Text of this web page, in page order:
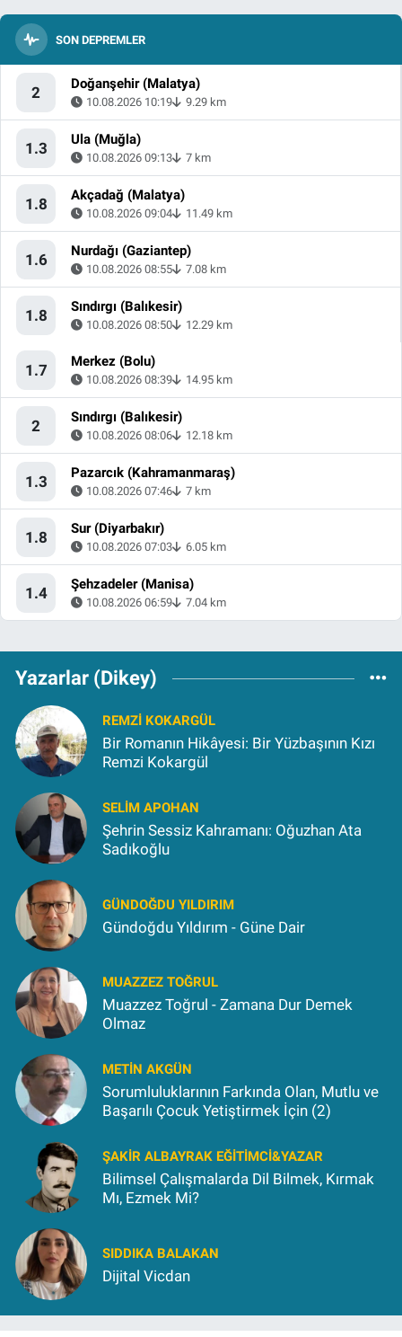
SON DEPREMLER
2 Doğanşehir (Malatya)
10.08.2026 10:19 9.29 km
1.3 Ula (Muğla)
10.08.2026 09:13 7 km
1.8 Akçadağ (Malatya)
10.08.2026 09:04 11.49 km
1.6 Nurdağı (Gaziantep)
10.08.2026 08:55 7.08 km
1.8 Sındırgı (Balıkesir)
10.08.2026 08:50 12.29 km
1.7 Merkez (Bolu)
10.08.2026 08:39 14.95 km
2 Sındırgı (Balıkesir)
10.08.2026 08:06 12.18 km
1.3 Pazarcık (Kahramanmaraş)
10.08.2026 07:46 7 km
1.8 Sur (Diyarbakır)
10.08.2026 07:03 6.05 km
1.4 Şehzadeler (Manisa)
10.08.2026 06:59 7.04 km
Yazarlar (Dikey)
REMZI KOKARGÜL
Bir Romanın Hikâyesi: Bir Yüzbaşının Kızı
Remzi Kokargül
SELIM APOHAN
Şehrin Sessiz Kahramanı: Oğuzhan Ata
Sadıkoğlu
GÜNDOĞDU YILDIRIM
Gündoğdu Yıldırım - Güne Dair
MUAZZEZ TOĞRUL
Muazzez Toğrul - Zamana Dur Demek
Olmaz
METIN AKGÜN
Sorumluluklarının Farkında Olan, Mutlu ve
Başarılı Çocuk Yetiştirmek İçin (2)
ŞAKIR ALBAYRAK EĞITIMCI&YAZAR
Bilimsel Çalışmalarda Dil Bilmek, Kırmak
Mı, Ezmek Mi?
SIDDIKA BALAKAN
Dijital Vicdan